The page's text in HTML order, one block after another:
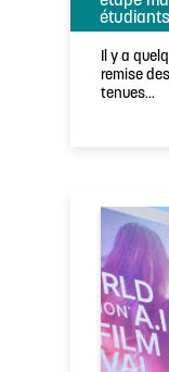
étudiants
Il y a
remise
tenues…